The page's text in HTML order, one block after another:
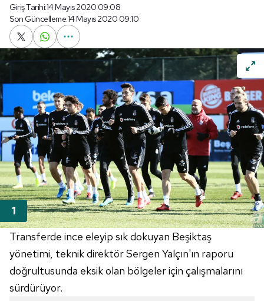
Giriş Tarihi:14 Mayıs 2020 09:08
Son Güncelleme:14 Mayıs 2020 09:10
Transferde ince eleyip sık dokuyan Beşiktaş
yönetimi, teknik direktör Sergen Yalçın'ın raporu
doğrultusunda eksik olan bölgeler için çalışmalarını
sürdürüyor.